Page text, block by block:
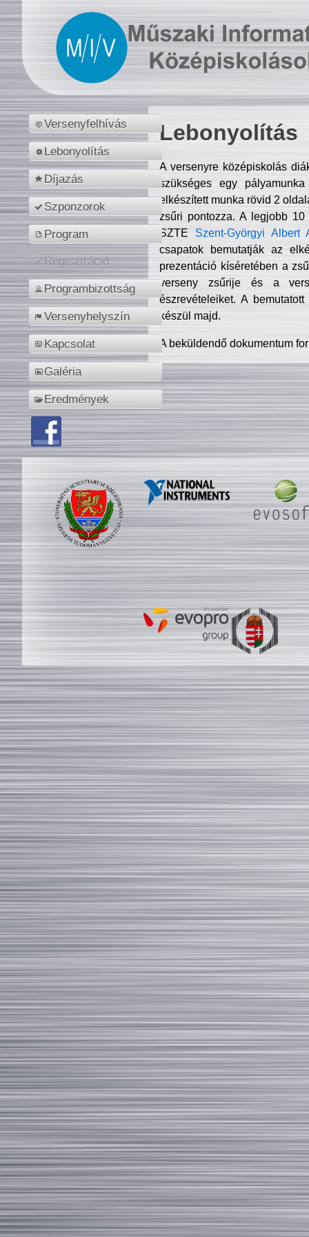
Versenyfelhívás
Lebonyolítás
Díjazás
Szponzorok
Program
Regisztráció
Programbizottság
Versenyhelyszín
Kapcsolat
Galéria
Eredmények
Lebonyolítás
A versenyre középiskolás
szükséges egy
elkészített munka rövid 2
zsűri pontozza. A legjobb
SZTE Szent-Györgyi Albert
csapatok bemutatják az
prezentáció kíséretében a
verseny zsűrije és a
észrevételeiket. A
készül majd.
A beküldendő dokumentum